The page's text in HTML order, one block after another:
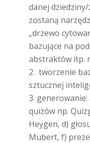
danej
zostaną
„drzewo
bazujące na
abstraktów itp.
tworzenie
sztucznej
generowanie:
quizów np.
Heygen, d)
Mubert, f)